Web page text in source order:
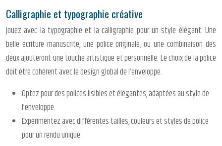
Calligraphie et typographie créative
Jouez avec la typographie et la calligraphie pour un style élégant. Une
belle écriture manuscrite, une police originale, ou une combinaison des
deux ajouteront une touche artistique et personnelle. Le choix de la police
doit être cohérent avec le design global de l’enveloppe.
Optez pour des polices lisibles et élégantes, adaptées au style de
l’enveloppe.
Expérimentez avec différentes tailles, couleurs et styles de police
pour un rendu unique.